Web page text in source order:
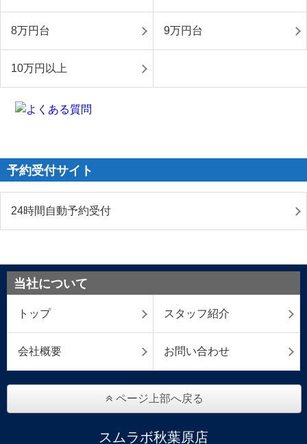
8万円台 9万円台
10万円以上
予約受付サイト
24時間自動予約受付
当社について
トップ スタッフ紹介
会社概要 お問い合わせ
ページ上部へ戻る
スムラボ秋葉原店